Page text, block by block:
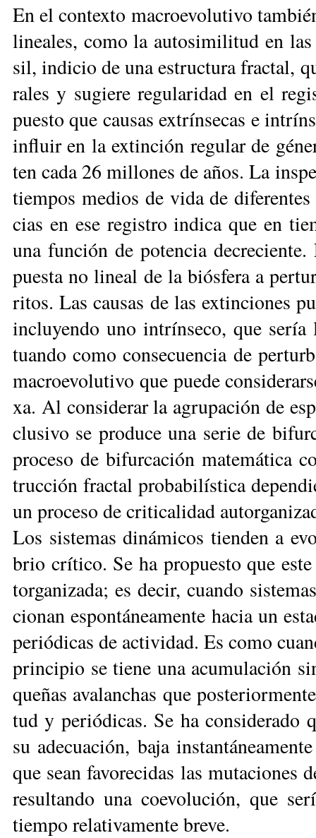
En el con­tex­to ma­croe­vo­lu­ti­vo
li­nea­les, co­mo la au­to­si­mi­li­tud en
sil, in­di­cio de una es­truc­tu­ra frac­tal,
ra­les y su­gie­re re­gu­la­ri­dad en el
pues­to que cau­sas ex­trín­se­cas e
in­fluir en la ex­tin­ción re­gu­lar de
ten ca­da 26 mi­llo­nes de años. La
tiem­pos me­dios de vida de
cias en ese re­gis­tro in­di­ca que en
una fun­ción de po­ten­cia
pues­ta no li­neal de la biós­fe­ra a
ri­tos. Las cau­sas de las ex­tin­cio­nes
in­clu­yen­do uno in­trín­se­co, que
tuan­do co­mo con­se­cuen­cia de
ma­croe­vo­lu­ti­vo que pue­de
xa. Al con­si­de­rar la agru­pa­ción de
clu­si­vo se pro­du­ce una se­rie de
pro­ce­so de bifur­ca­ción ma­te­má­ti­ca
truc­ción frac­tal pro­ba­bi­lís­ti­ca
un pro­ce­so de cri­ti­ca­lidad
Los sis­te­mas di­ná­mi­cos tien­den a
brio crí­ti­co. Se ha pro­pues­to que
tor­ga­ni­za­da; es de­cir, cuan­do
cio­nan es­pon­tá­nea­men­te ha­cia un
pe­rió­di­cas de ac­ti­vi­dad. Es co­mo
prin­ci­pio se tie­ne una acu­mu­la­ción
que­ñas ava­lan­chas que
tud y pe­rió­di­cas. Se ha con­si­de­ra­do
su ade­cua­ción, ba­ja
que sean fa­vo­re­ci­das las mu­ta­cio­nes
re­sul­tan­do una coe­vo­lu­ción, que
tiem­po re­la­ti­va­men­te bre­ve.